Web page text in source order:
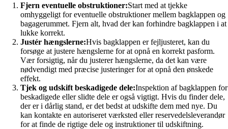
Fjern eventuelle obstruktioner:Start med at tjekke
omhyggeligt for eventuelle obstruktioner mellem bagklappen og
bagagerummet. Fjern alt, hvad der kan forhindre bagklappen i at
lukke korrekt.
Justér hængslerne:Hvis bagklappen er fejljusteret, kan du
forsøge at justere hængslerne for at opnå en korrekt pasform.
Vær forsigtig, når du justerer hængslerne, da det kan være
nødvendigt med præcise justeringer for at opnå den ønskede
effekt.
Tjek og udskift beskadigede dele:Inspektion af bagklappen for
beskadigede eller slidte dele er også vigtigt. Hvis du finder dele,
der er i dårlig stand, er det bedst at udskifte dem med nye. Du
kan kontakte en autoriseret værksted eller reservedelsleverandør
for at finde de rigtige dele og instruktioner til udskiftning.